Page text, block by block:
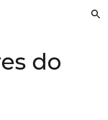
Skip to navigation
do